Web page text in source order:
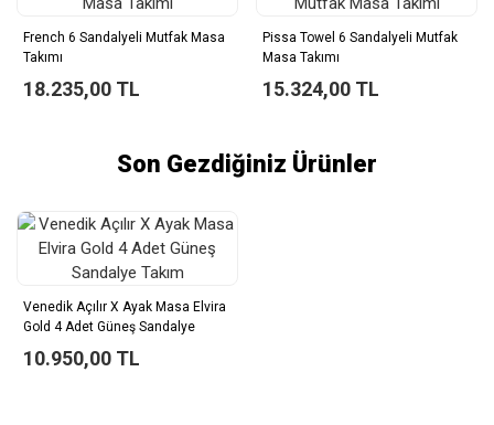
French 6 Sandalyeli Mutfak Masa
Takımı
18.235,00 TL
Pissa Towel 6 Sandalyeli Mutfak
Masa Takımı
15.324,00 TL
Son Gezdiğiniz Ürünler
Venedik Açılır X Ayak Masa Elvira
Gold 4 Adet Güneş Sandalye
10.950,00 TL